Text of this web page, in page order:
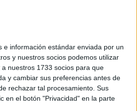
información estándar enviada por un
y nuestros socios podemos utilizar
nuestros 1733 socios para que
y cambiar sus preferencias antes de
rechazar tal procesamiento. Sus
en el botón "Privacidad" en la parte